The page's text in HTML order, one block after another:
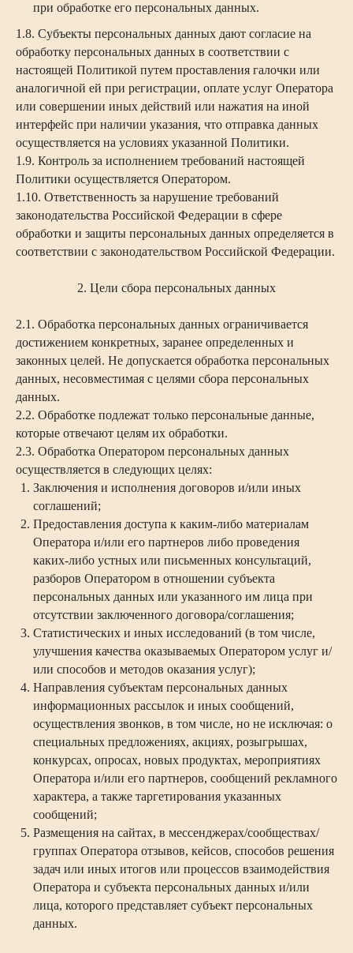
при обработке его персональных данных.
1.8. Субъекты персональных данных дают согласие на
обработку персональных данных в соответствии с
настоящей Политикой путем проставления галочки или
аналогичной ей при регистрации, оплате услуг Оператора
или совершении иных действий или нажатия на иной
интерфейс при наличии указания, что отправка данных
осуществляется на условиях указанной Политики.
1.9. Контроль за исполнением требований настоящей
Политики осуществляется Оператором.
1.10. Ответственность за нарушение требований
законодательства Российской Федерации в сфере
обработки и защиты персональных данных определяется в
соответствии с законодательством Российской Федерации.
2. Цели сбора персональных данных
2.1. Обработка персональных данных ограничивается
достижением конкретных, заранее определенных и
законных целей. Не допускается обработка персональных
данных, несовместимая с целями сбора персональных
данных.
2.2. Обработке подлежат только персональные данные,
которые отвечают целям их обработки.
2.3. Обработка Оператором персональных данных
осуществляется в следующих целях:
Заключения и исполнения договоров и/или иных
соглашений;
Предоставления доступа к каким-либо материалам
Оператора и/или его партнеров либо проведения
каких-либо устных или письменных консультаций,
разборов Оператором в отношении субъекта
персональных данных или указанного им лица при
отсутствии заключенного договора/соглашения;
Статистических и иных исследований (в том числе,
улучшения качества оказываемых Оператором услуг и/
или способов и методов оказания услуг);
Направления субъектам персональных данных
информационных рассылок и иных сообщений,
осуществления звонков, в том числе, но не исключая: о
специальных предложениях, акциях, розыгрышах,
конкурсах, опросах, новых продуктах, мероприятиях
Оператора и/или его партнеров, сообщений рекламного
характера, а также таргетирования указанных
сообщений;
Размещения на сайтах, в мессенджерах/сообществах/
группах Оператора отзывов, кейсов, способов решения
задач или иных итогов или процессов взаимодействия
Оператора и субъекта персональных данных и/или
лица, которого представляет субъект персональных
данных.